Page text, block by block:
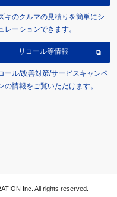
キのクルマの見積りを簡単にシ
レーションできます。
リコール等情報
ール/改善対策/サービスキャンペ
の情報をご覧いただけます。
Inc. All rights reserved.